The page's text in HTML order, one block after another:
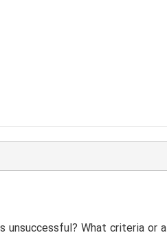
unsuccessful? What criteria